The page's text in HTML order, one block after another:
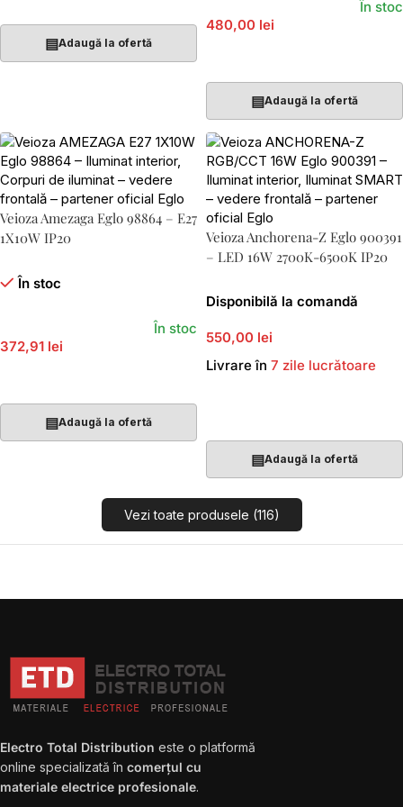
▤Adaugă la ofertă
480,00 lei
În stoc
▤Adaugă la ofertă
Veioza Amezaga Eglo 98864 – E27
1X10W IP20
În stoc
372,91 lei
În stoc
▤Adaugă la ofertă
Veioza Anchorena-Z Eglo 900391
– LED 16W 2700K-6500K IP20
Disponibilă la comandă
550,00 lei
Livrare în 7 zile lucrătoare
▤Adaugă la ofertă
Vezi toate produsele (116)
Electro Total Distribution este o platformă
online specializată în comerțul cu
materiale electrice profesionale.